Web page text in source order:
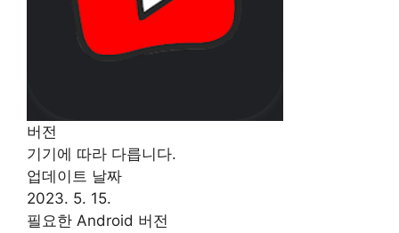
버전
기기에 따라 다릅니다.
업데이트 날짜
2023. 5. 15.
필요한 Android 버전